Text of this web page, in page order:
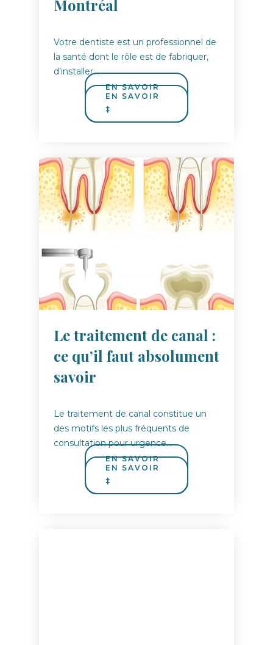
Montréal
Votre dentiste est un professionnel de
la santé dont le rôle est de fabriquer,
d’installer…
Le traitement de canal :
ce qu’il faut absolument
savoir
Le traitement de canal constitue un
des motifs les plus fréquents de
consultation pour urgence…